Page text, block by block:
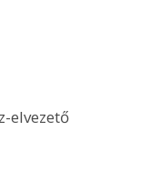
elvezető